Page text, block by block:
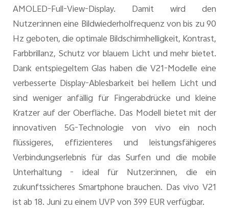
AMOLED-Full-View-Display. Damit wird den
Nutzer:innen eine Bildwiederholfrequenz von bis zu 90
Hz geboten, die optimale Bildschirmhelligkeit, Kontrast,
Farbbrillanz, Schutz vor blauem Licht und mehr bietet.
Dank entspiegeltem Glas haben die V21-Modelle eine
verbesserte Display-Ablesbarkeit bei hellem Licht und
sind weniger anfällig für Fingerabdrücke und kleine
Kratzer auf der Oberfläche. Das Modell bietet mit der
innovativen 5G-Technologie von vivo ein noch
flüssigeres, effizienteres und leistungsfähigeres
Verbindungserlebnis für das Surfen und die mobile
Unterhaltung - ideal für Nutzer:innen, die ein
zukunftssicheres Smartphone brauchen. Das vivo V21
ist ab 18. Juni zu einem UVP von 399 EUR verfügbar.